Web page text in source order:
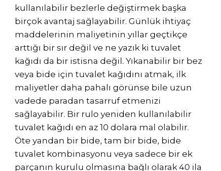
kullanılabilir bezlerle değiştirmek başka
birçok avantaj sağlayabilir. Günlük ihtiyaç
maddelerinin maliyetinin yıllar geçtikçe
arttığı bir sır değil ve ne yazık ki tuvalet
kağıdı da bir istisna değil. Yıkanabilir bir bez
veya bide için tuvalet kağıdını atmak, ilk
maliyetler daha pahalı görünse bile uzun
vadede paradan tasarruf etmenizi
sağlayabilir. Bir rulo yeniden kullanılabilir
tuvalet kağıdı en az 10 dolara mal olabilir.
Öte yandan bir bide, tam bir bide, bide
tuvalet kombinasyonu veya sadece bir ek
parçanın kurulu olmasına bağlı olarak 40 ila